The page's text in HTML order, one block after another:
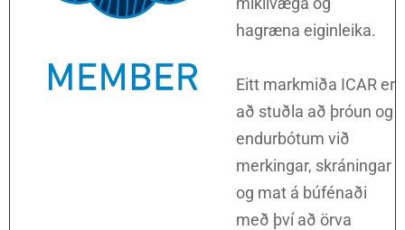
hagræna eiginleika.
Eitt markmiða ICAR er
að stuðla að þróun og
endurbótum við
merkingar, skráningar
og mat á búfénaði
með því að örva